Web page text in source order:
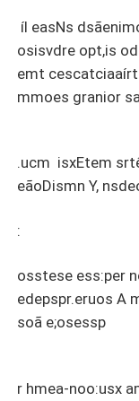
íl easNs
osisvdre opt,is
emt
mmoes granior
.ucm isxEtem
eãoDismn Y,
:
osstese ess:per
edepspr.eruos A
soã e;osessp
r hmea-noo:usx